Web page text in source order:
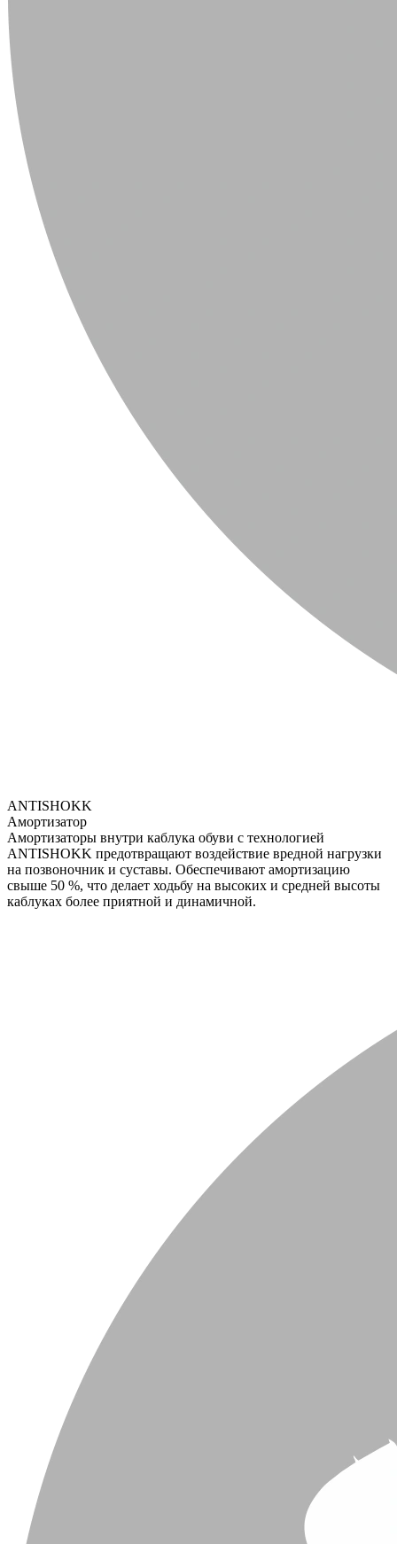
ANTISHOKK
Амортизатор
Амортизаторы внутри каблука обуви с технологией
ANTISHOKK предотвращают воздействие вредной нагрузки
на позвоночник и суставы. Обеспечивают амортизацию
свыше 50 %, что делает ходьбу на высоких и средней высоты
каблуках более приятной и динамичной.